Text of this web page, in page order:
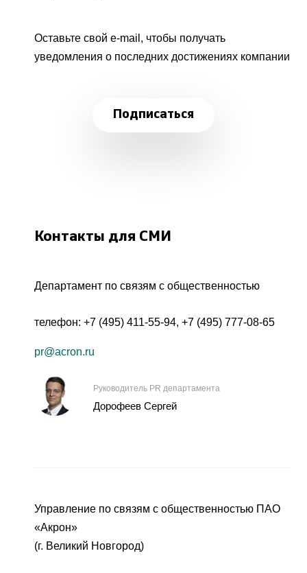
Оставьте свой e-mail, чтобы получать
уведомления о последних достижениях компании
Подписаться
Контакты для СМИ
Департамент по связям с общественностью
телефон: +7 (495) 411-55-94, +7 (495) 777-08-65
pr@acron.ru
Руководитель PR департамента
Дорофеев Сергей
Управление по связям с общественностью ПАО
«Акрон»
(г. Великий Новгород)